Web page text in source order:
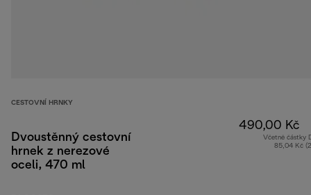
CESTOVNÍ HRNKY
Dvoustěnný cestovní
hrnek z nerezové
oceli, 470 ml
490,00 Kč
Včetně částky
85,04 Kč